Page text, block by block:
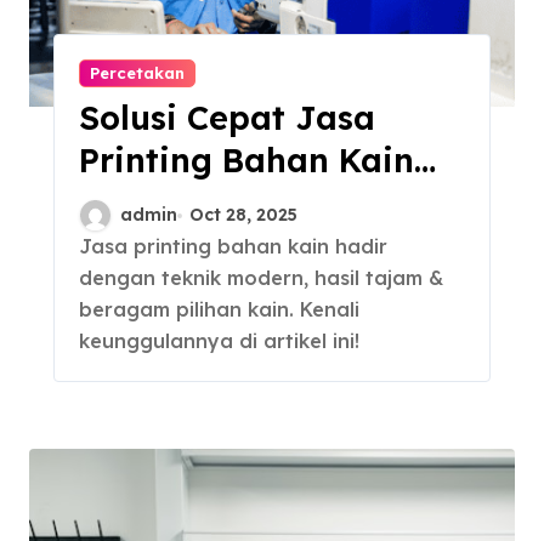
Percetakan
Solusi Cepat Jasa
Printing Bahan Kain
Berkualitas
admin Oct 28, 2025
Jasa printing bahan kain hadir
dengan teknik modern, hasil tajam &
beragam pilihan kain. Kenali
keunggulannya di artikel ini!